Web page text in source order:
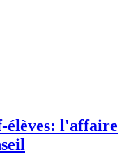
élèves: l'affaire